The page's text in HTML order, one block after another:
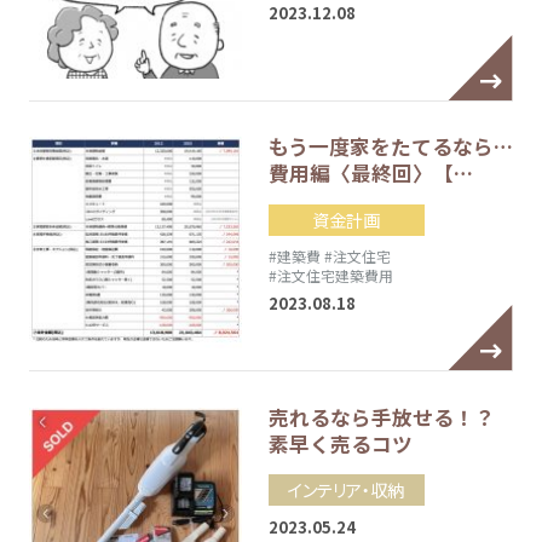
2023.12.08
もう一度家をたてるなら…
費用編〈最終回〉【…
資金計画
#建築費 #注文住宅
#注文住宅建築費用
2023.08.18
売れるなら手放せる！？
素早く売るコツ
インテリア・収納
2023.05.24